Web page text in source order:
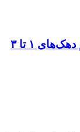
افزایش قابل توجه یارانه آذر ۱۴۰۴؛ سهم دهک‌های ۱ تا ۳